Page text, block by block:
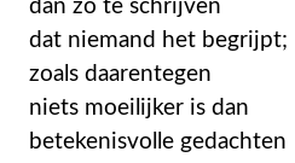
dan zo te schrijven
dat niemand het begrijpt;
zoals daarentegen
niets moeilijker is dan
betekenisvolle gedachten